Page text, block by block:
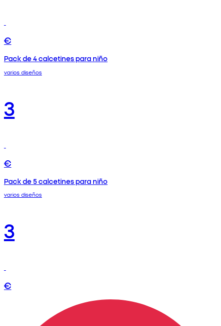
€
Pack de 4 calcetines para niño
varios diseños
3
€
Pack de 5 calcetines para niño
varios diseños
3
€